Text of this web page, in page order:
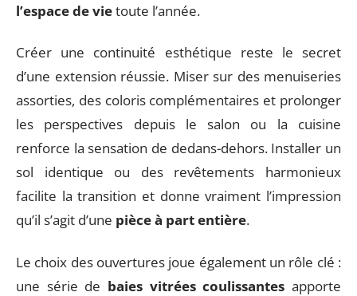
l’espace de vietoute l’année.
Créer une continuité esthétique reste le secret
d’une extension réussie. Miser sur des menuiseries
assorties, des coloris complémentaires et prolonger
les perspectives depuis le salon ou la cuisine
renforce la sensation de dedans-dehors. Installer un
sol identique ou des revêtements harmonieux
facilite la transition et donne vraiment l’impression
qu’il s’agit d’une pièce à part entière.
Le choix des ouvertures joue également un rôle clé :
une série de baies vitrées coulissantes apporte